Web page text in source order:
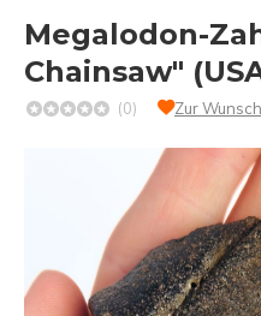
Megalodon-
Chainsaw"
(0) Zur